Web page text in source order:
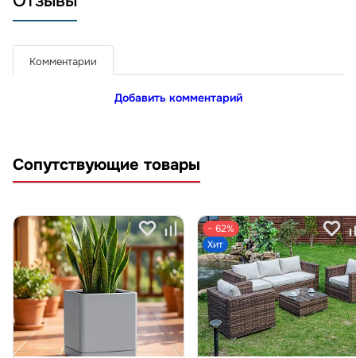
Комментарии
Добавить комментарий
Сопутствующие товары
− 62%
Хит